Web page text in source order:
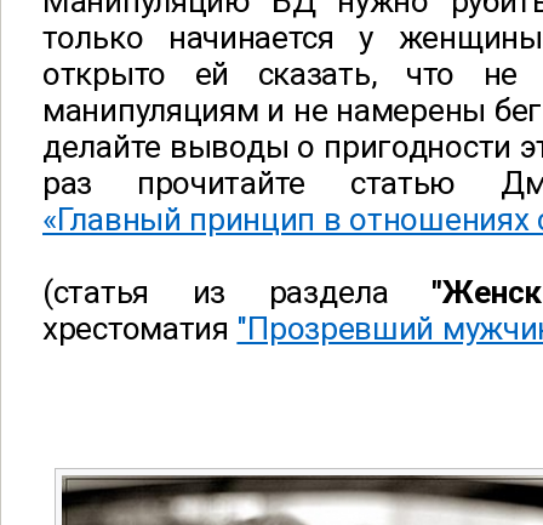
только начинается у
открыто ей сказать, что не
манипуляциям и не намерены
делайте выводы о пригодности
раз прочитайте статью
«Главный принцип в
(статья из раздела
хрестоматия "Прозревший